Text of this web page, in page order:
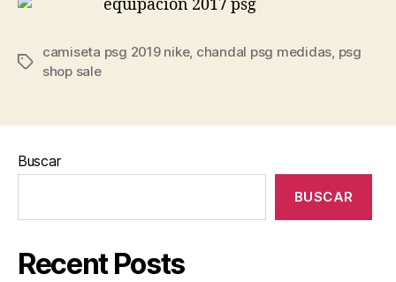
Etiquetas
camiseta psg 2019 nike, chandal psg medidas, psg
shop sale
Buscar
BUSCAR
Recent Posts